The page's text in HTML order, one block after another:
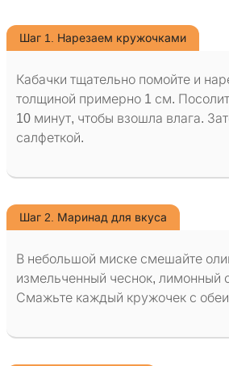
Шаг 1. Нарезаем кружочками
Кабачки тщательно помойте и
толщиной примерно 1 см.
10 минут, чтобы взошла влага.
салфеткой.
Шаг 2. Маринад для вкуса
В небольшой миске смешайте
измельченный чеснок, лимонный
Смажьте каждый кружочек с